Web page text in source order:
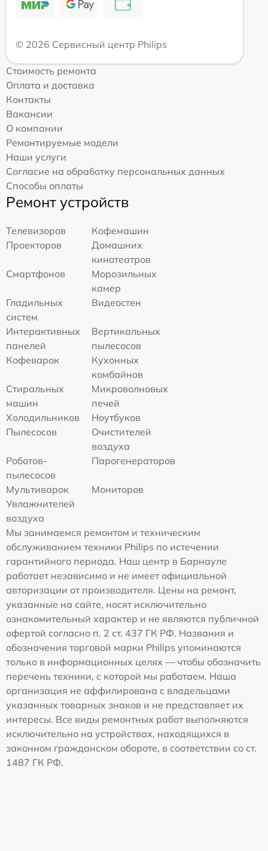
© 2026 Сервисный центр Philips
Стоимость ремонта
Оплата и доставка
Контакты
Вакансии
О компании
Ремонтируемые модели
Наши услуги
Согласие на обработку персональных данных
Способы оплаты
Ремонт устройств
Телевизоров
Кофемашин
Проекторов
Домашних
кинотеатров
Смартфонов
Морозильных
камер
Гладильных
систем
Видеостен
Интерактивных
панелей
Вертикальных
пылесосов
Кофеварок
Кухонных
комбайнов
Стиральных
машин
Микроволновых
печей
Холодильников
Ноутбуков
Пылесосов
Очистителей
воздуха
Роботов-
пылесосов
Парогенераторов
Мультиварок
Мониторов
Увлажнителей
воздуха
Мы занимаемся ремонтом и техническим
обслуживанием техники Philips по истечении
гарантийного периода. Наш центр в Барнауле
работает независимо и не имеет официальной
авторизации от производителя. Цены на ремонт,
указанные на сайте, носят исключительно
ознакомительный характер и не являются публичной
офертой согласно п. 2 ст. 437 ГК РФ. Названия и
обозначения торговой марки Philips упоминаются
только в информационных целях — чтобы обозначить
перечень техники, с которой мы работаем. Наша
организация не аффилирована с владельцами
указанных товарных знаков и не представляет их
интересы. Все виды ремонтных работ выполняются
исключительно на устройствах, находящихся в
законном гражданском обороте, в соответствии со ст.
1487 ГК РФ.